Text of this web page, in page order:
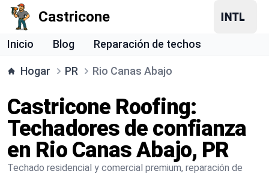
Castricone
Inicio Blog Reparación de techos
Hogar PR Rio Canas Abajo
Castricone Roofing:
Techadores de confianza
en Rio Canas Abajo, PR
Techado residencial y comercial premium, reparación de